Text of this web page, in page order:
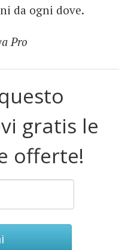
da ogni dove.
Pro
gratis le
offerte!